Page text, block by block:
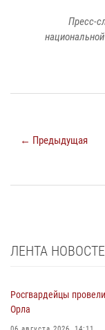
Пресс-
← Предыдущая
ЛЕНТА
Росгвардейцы
Орла